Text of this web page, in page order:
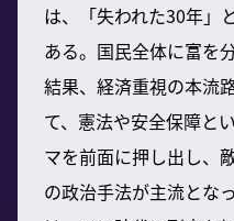
は、「失われた30年」
ある。国民全体に富を
結果、経済重視の本流
て、憲法や安全保障と
マを前面に押し出し、
の政治手法が主流とな